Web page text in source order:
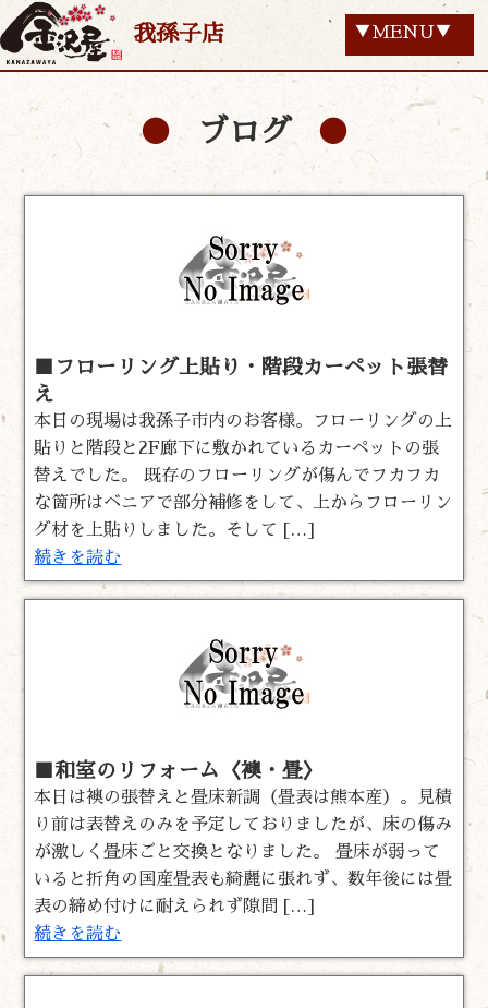
我孫子店 ▼MENU▼
ブログ
■フローリング上貼り・階段カーペット張替
え
本日の現場は我孫子市内のお客様。フローリングの上
貼りと階段と2F廊下に敷かれているカーペットの張
替えでした。 既存のフローリングが傷んでフカフカ
な箇所はベニアで部分補修をして、上からフローリン
グ材を上貼りしました。そして […]
続きを読む
■和室のリフォーム〈襖・畳〉
本日は襖の張替えと畳床新調（畳表は熊本産）。見積
り前は表替えのみを予定しておりましたが、床の傷み
が激しく畳床ごと交換となりました。 畳床が弱って
いると折角の国産畳表も綺麗に張れず、数年後には畳
表の締め付けに耐えられず隙間 […]
続きを読む